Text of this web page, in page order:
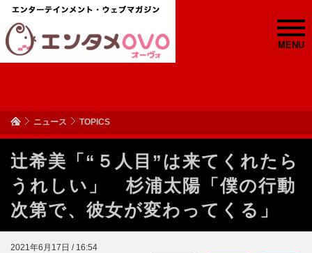
MENU
ニュース TOPICS
辻希美「“５人目”は来てくれたら
うれしい」 杉浦太陽「僕の行動
次第で、彼女が変わってくる」
2021年6月17日 / 16:54